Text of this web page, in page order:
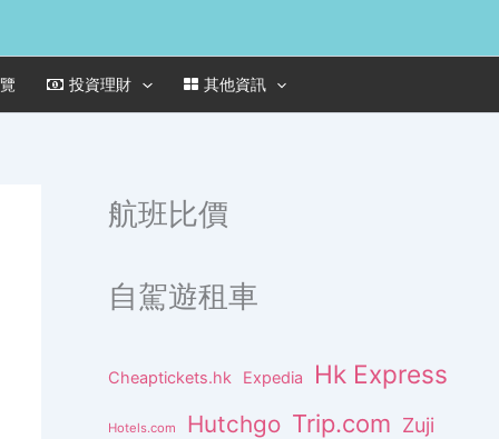
投資理財 其他資訊
航班比價
自駕遊租車
Cheaptickets.hk Expedia Hk Express
Hotels.com Hutchgo Trip.com Zuji